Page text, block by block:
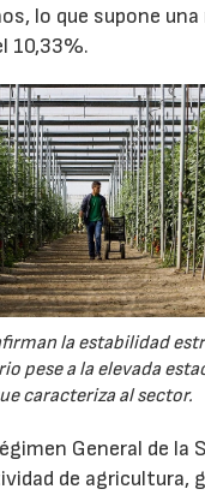
lo que supone
10,33%.
la estabilidad
pese a la elevada
caracteriza al sector.
General de la
de agricultura,